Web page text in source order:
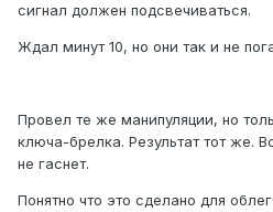
сигнал должен подсвечиваться.
Ждал минут 10, но они так и не
Провел те же манипуляции, но
ключа-брелка. Результат тот же.
не гаснет.
Понятно что это сделано для